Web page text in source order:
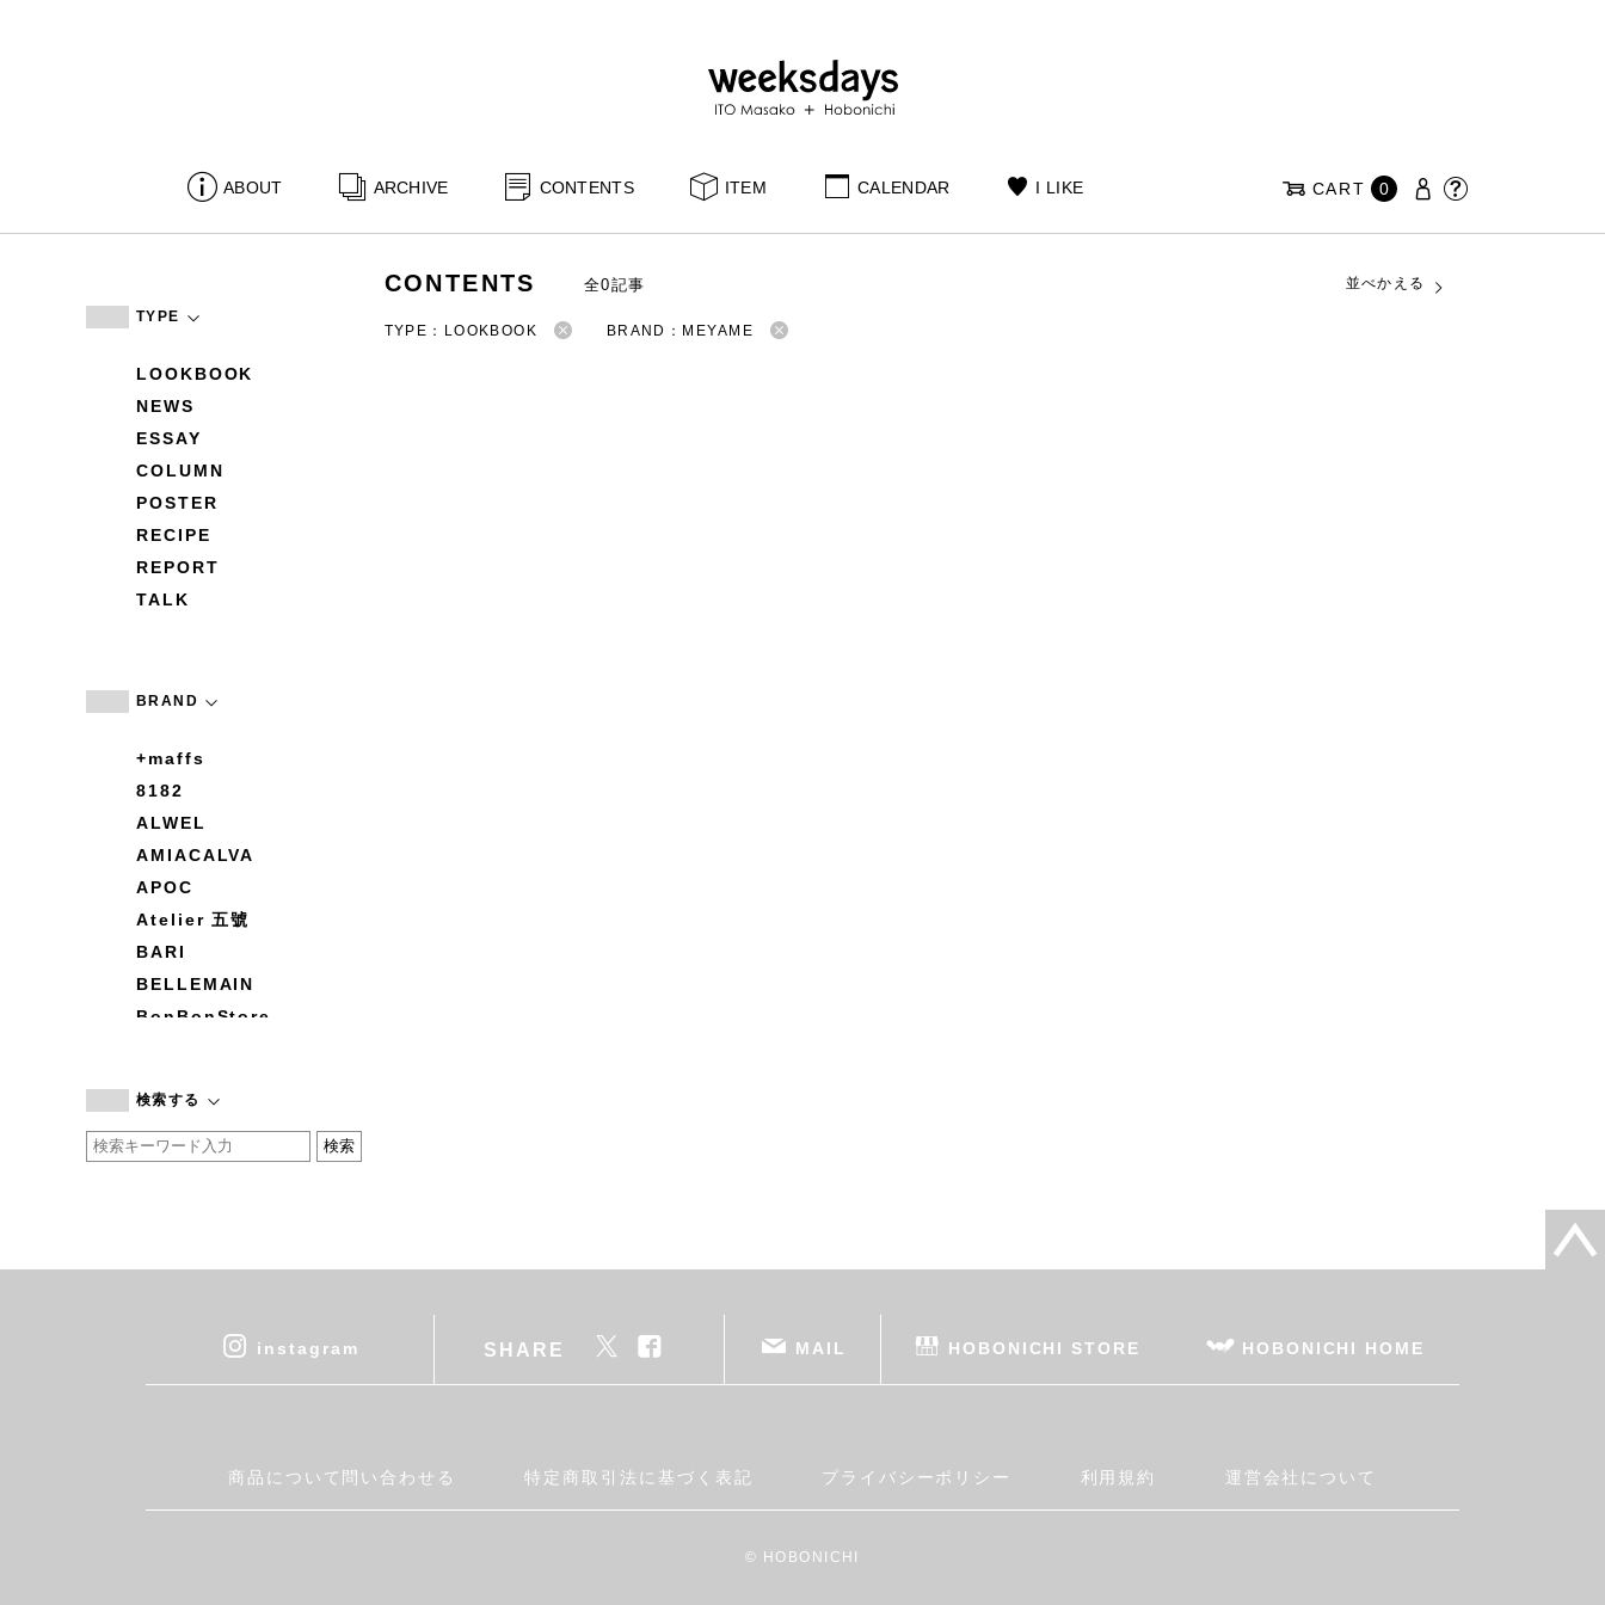
ABOUT ARCHIVE CONTENTS ITEM CALENDAR I LIKE CART 0
TYPE
LOOKBOOK
NEWS
ESSAY
COLUMN
POSTER
RECIPE
REPORT
TALK
BRAND
+maffs
8182
ALWEL
AMIACALVA
APOC
Atelier 五號
BARI
BELLEMAIN
BonBonStore
by basics
CATWORTH
cohan
DEAN & DELUCA
Fatima Morocco
検索する
CONTENTS 全0記事 並べかえる
TYPE：LOOKBOOK BRAND：MEYAME
instagram SHARE MAIL HOBONICHI STORE HOBONICHI HOME
商品について問い合わせる 特定商取引法に基づく表記 プライバシーポリシー 利用規約 運営会社について
© HOBONICHI